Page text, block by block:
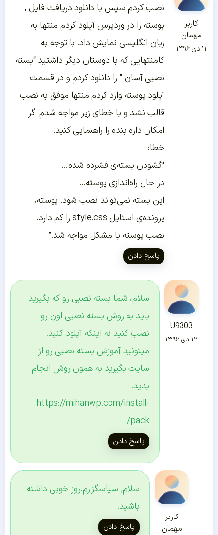
کاربر
مهمان
۱۱ دی ۱۳۹۶
نصب کردم سپس با دانلود دریافت فایل ,
پوسته را در وردپرس آپلود کردم منتها به
زبان انگلیسی نمایش داد. با توجه به
کامنتهایی که با دوستان دیگر داشتید “بسته
نصبی آسان ” را دانلود کردم و در قسمت
آپلود پوسته وارد کردم منتها موفق به نصب
قالب نشد و با خطای زیر مواجه شدم اگر
امکان داره بنده را راهنمایی کنید.
خطا:
“گشودن بسته‌ی فشرده شده…
در حال راه‌اندازی پوسته…
این بسته نمی‌تواند نصب شود. پوسته،
پرونده‌ی استایل style.css را کم دارد.
نصب پوسته با مشکل مواجه شد.”
پاسخ دادن
U9303
۱۲ دی ۱۳۹۶
سلام، شما بسته نصبی رو که بگیرید
باید به روش بسته نصبی اون رو
نصب کنید نه اینکه آپلود کنید.
میتونید آموزش بسته نصبی رو از
سایت بگیرید به همون روش انجام
بدید.
https://mihanwp.com/install-
pack/
پاسخ دادن
کاربر
مهمان
سلام, سپاسگزارم.روز خوبی داشته
باشید.
پاسخ دادن